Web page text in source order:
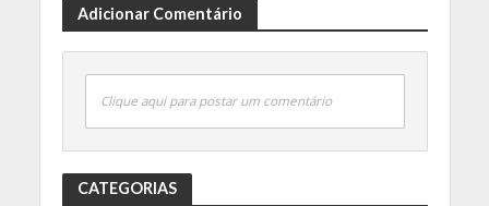
Adicionar Comentário
Clique aqui para postar um comentário
CATEGORIAS